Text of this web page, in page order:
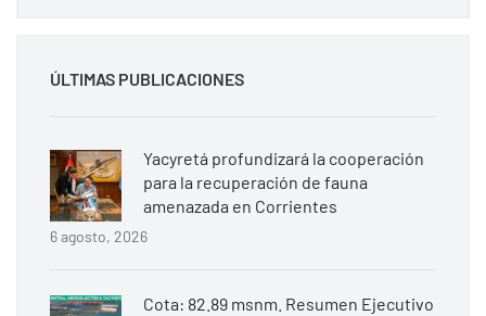
ÚLTIMAS PUBLICACIONES
Yacyretá profundizará la cooperación
para la recuperación de fauna
amenazada en Corrientes
6 agosto, 2026
Cota: 82.89 msnm. Resumen Ejecutivo